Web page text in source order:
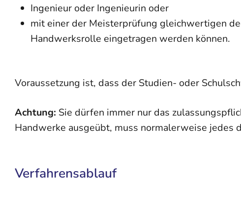
Ingenieur oder Ingenieurin oder
mit einer der Meisterprüfung gleichwertigen
Handwerksrolle eingetragen werden können.
Voraussetzung ist, dass der Studien- oder
Achtung: Sie dürfen immer nur das
Handwerke ausgeübt, muss normalerweise
Verfahrensablauf